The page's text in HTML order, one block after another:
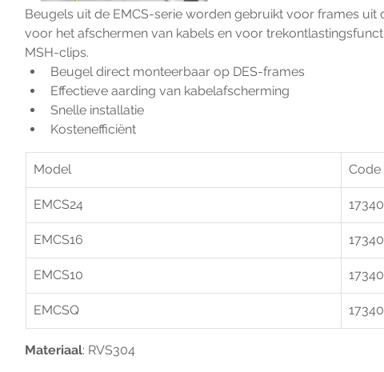
Beugels uit de EMCS-serie worden gebruikt voor frames uit
voor het afschermen van kabels en voor
MSH-clips.
Beugel direct monteerbaar op DES-frames
Effectieve aarding van kabelafscherming
Snelle installatie
Kostenefficiënt
Model Code
EMCS24
EMCS16
EMCS10
EMCSQ
Materiaal: RVS304